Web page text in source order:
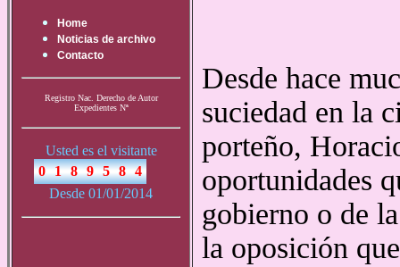
Home
Noticias de archivo
Contacto
Registro Nac. Derecho de Autor
Expedientes Nª
Usted es el visitante
Desde 01/01/2014
Desde hace
suciedad en la
porteño,
oportunidades
gobierno o de
la oposición